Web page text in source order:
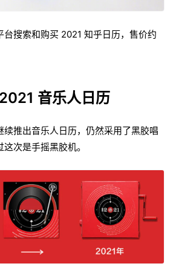
台搜索和购买 2021 知乎日历，售价约
音乐人日历
续推出音乐人日历，仍然采用了黑胶唱
次是手摇黑胶机。